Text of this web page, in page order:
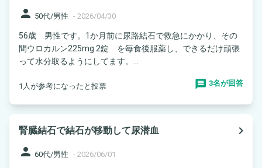
person 50代/男性 - 2026/04/30
56歳 男性です。1か月前に尿路結石で救急にかかり、その
間ウロカルン225mg 2錠 を毎食後服薬し、できるだけ頑張
って水分取るようにしてます。...
1人が参考になったと投票 3名が回答
腎臓結石で結石が移動して尿潜血
navigate_next
person 60代/男性 - 2026/06/01